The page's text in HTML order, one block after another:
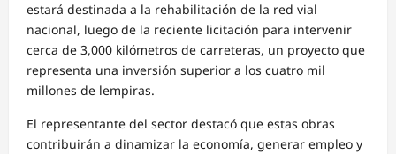
estará destinada a la rehabilitación de la red vial
nacional, luego de la reciente licitación para intervenir
cerca de 3,000 kilómetros de carreteras, un proyecto que
representa una inversión superior a los cuatro mil
millones de lempiras.
El representante del sector destacó que estas obras
contribuirán a dinamizar la economía, generar empleo y